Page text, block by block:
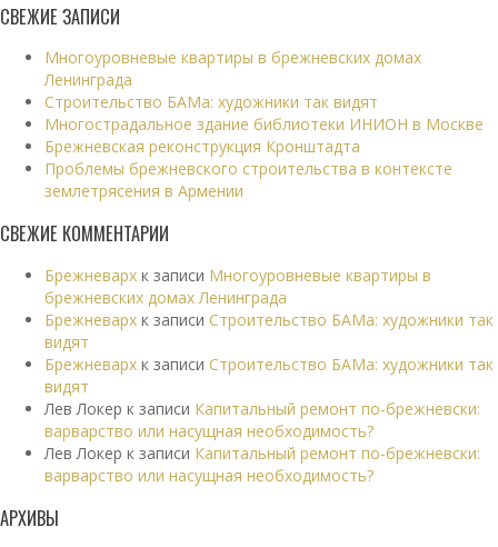
СВЕЖИЕ ЗАПИСИ
Многоуровневые квартиры в брежневских домах
Ленинграда
Строительство БАМа: художники так видят
Многострадальное здание библиотеки ИНИОН в Москве
Брежневская реконструкция Кронштадта
Проблемы брежневского строительства в контексте
землетрясения в Армении
СВЕЖИЕ КОММЕНТАРИИ
Брежневарх к записи Многоуровневые квартиры в
брежневских домах Ленинграда
Брежневарх к записи Строительство БАМа: художники так
видят
Брежневарх к записи Строительство БАМа: художники так
видят
Лев Локер к записи Капитальный ремонт по-брежневски:
варварство или насущная необходимость?
Лев Локер к записи Капитальный ремонт по-брежневски:
варварство или насущная необходимость?
АРХИВЫ